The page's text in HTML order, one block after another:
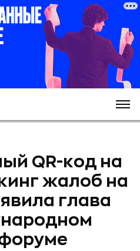
QR-код на
жалоб на
глава